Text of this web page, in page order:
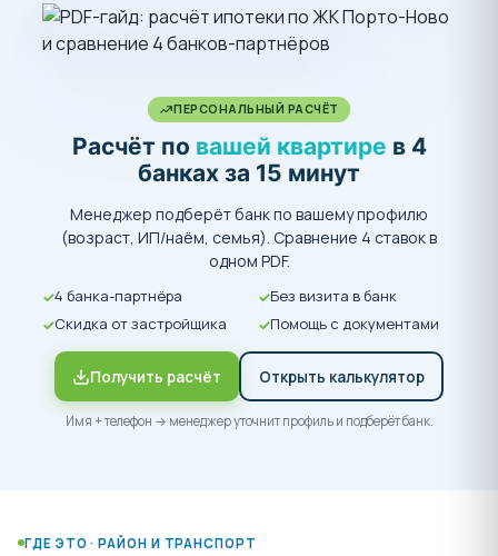
ПЕРСОНАЛЬНЫЙ РАСЧЁТ
Расчёт по вашей квартире в 4
банках за 15 минут
Менеджер подберёт банк по вашему профилю
(возраст, ИП/наём, семья). Сравнение 4 ставок в
одном PDF.
4 банка-партнёра
Без визита в банк
Скидка от застройщика
Помощь с документами
Получить расчёт Открыть калькулятор
Имя + телефон → менеджер уточнит профиль и подберёт банк.
ГДЕ ЭТО · РАЙОН И ТРАНСПОРТ